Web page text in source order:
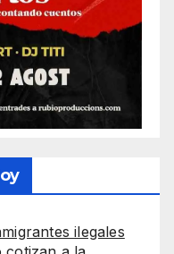
ilegales